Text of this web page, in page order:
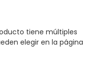
tiene múltiples
elegir en la página